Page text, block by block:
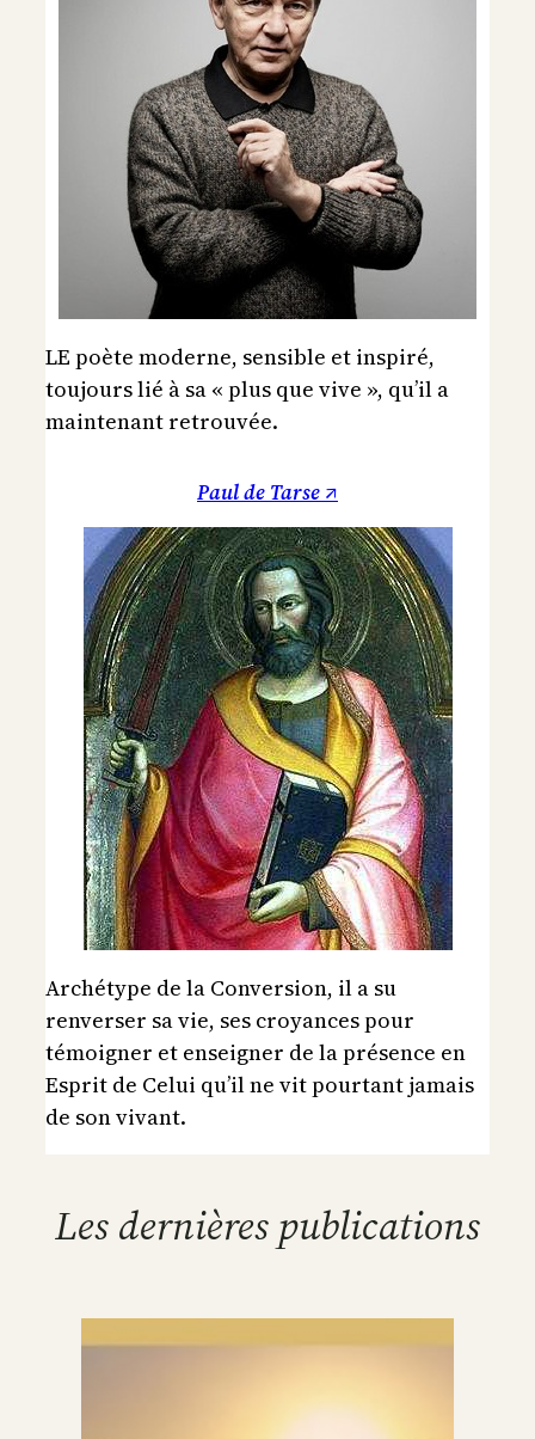
LE poète moderne, sensible et inspiré,
toujours lié à sa « plus que vive », qu’il a
maintenant retrouvée.
Paul de Tarse ↗
Archétype de la Conversion, il a su
renverser sa vie, ses croyances pour
témoigner et enseigner de la présence en
Esprit de Celui qu’il ne vit pourtant jamais
de son vivant.
Les dernières publications